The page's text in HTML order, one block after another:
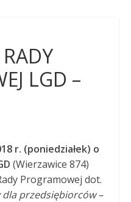
LGD –
r. (poniedziałek) o
(Wierzawice 874)
Programowej dot.
przedsiębiorców –